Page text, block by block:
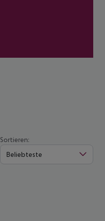
Sortieren:
Beliebteste